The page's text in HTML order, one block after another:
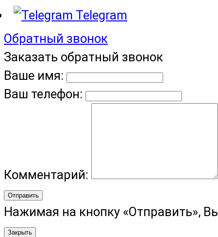
Telegram
Обратный звонок
Заказать обратный звонок
Ваше имя:
Ваш телефон:
Комментарий:
Отправить
Нажимая на кнопку «Отправить»,
Закрыть